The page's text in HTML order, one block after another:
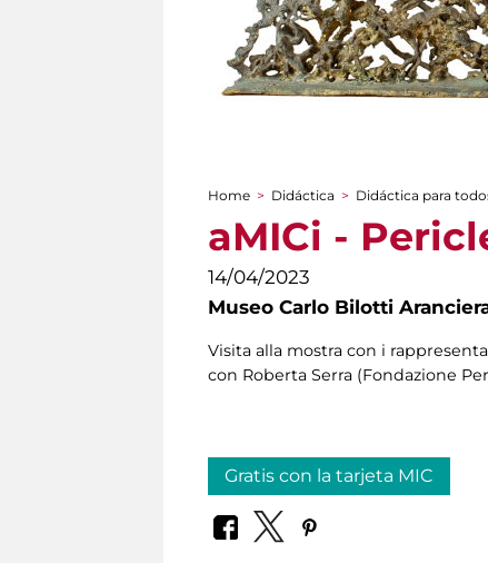
You are here
Home > Didáctica > Didáctica para
aMICi -
14/04/2023
Museo Carlo Bilotti
Visita alla mostra con i
con Roberta Serra (Fondazione
Gratis con la tarjeta MIC